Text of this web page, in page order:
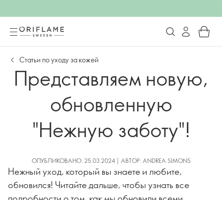
Статьи по уходу за кожей
Представляем новую,
обновленную
"Нежную заботу"!
ОПУБЛИКОВАНО: 25.03.2024 | АВТОР: ANDREA SIMONS
Нежный уход, который вы знаете и любите,
обновился! Читайте дальше, чтобы узнать все